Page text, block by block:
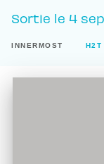
Sortie le 4
INNERMOST H2T